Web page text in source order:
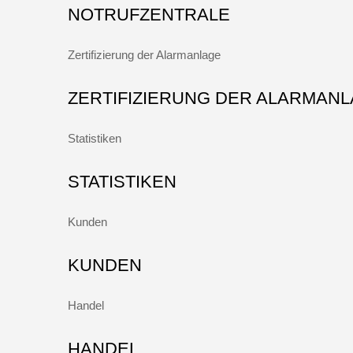
NOTRUFZENTRALE
Zertifizierung der Alarmanlage
ZERTIFIZIERUNG DER
Statistiken
STATISTIKEN
Kunden
KUNDEN
Handel
HANDEL